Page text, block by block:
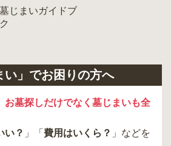
い」でお困りの方へ
お墓探しだけでなく墓じまいも全
い？ 」「 費用はいくら？ 」などを